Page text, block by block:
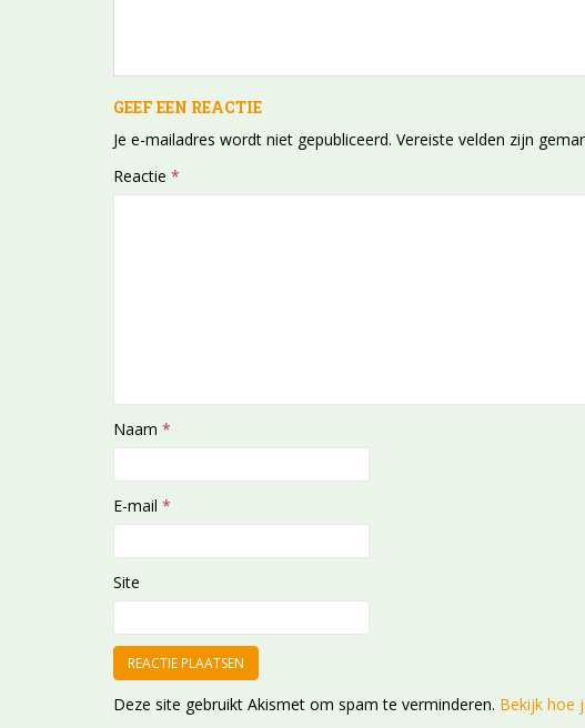
GEEF EEN REACTIE
Je e-mailadres wordt niet gepubliceerd. Vereiste velden zijn
Reactie *
Naam *
E-mail *
Site
Deze site gebruikt Akismet om spam te verminderen. Bekijk hoe